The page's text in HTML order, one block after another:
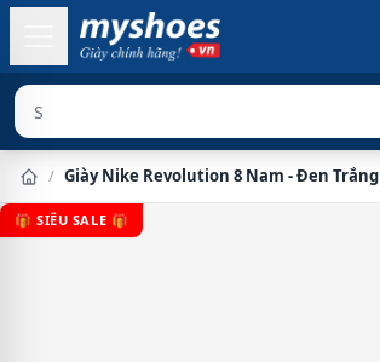
Sản phẩm ch
/ Giày Nike Revolution 8 Nam - Đen Trắng
🎁 SIÊU SALE 🎁